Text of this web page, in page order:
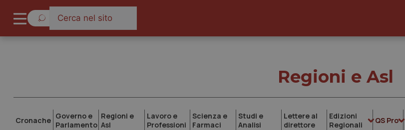
Regioni e Asl
Cronache Governo e
Parlamento
Regioni e
Asl
Lavoro e
Professioni
Scienza e
Farmaci
Studi e
Analisi
Lettere al
direttore
Edizioni
Regionali
QS Pro